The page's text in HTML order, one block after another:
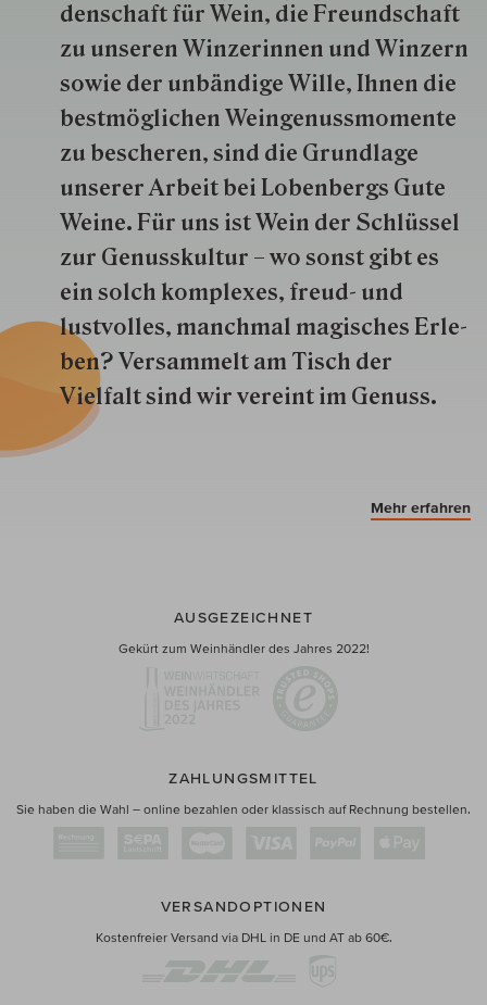
den­schaft für Wein, die Freund­schaft
zu unseren Win­zer­innen und Win­zern
so­wie der un­bän­dige Wille, Ihnen die
best­mög­lich­en Wein­genuss­momente
zu besche­ren, sind die Grund­lage
unserer Arbeit bei Lobenbergs Gute
Weine. Für uns ist Wein der Schlüs­sel
zur Genuss­kultur – wo sonst gibt es
ein solch kom­plexes, freud- und
lustvolles, manchmal ma­gisch­es Er­le­
ben? Versammelt am Tisch der
Vielfalt sind wir ver­eint im Genuss.
Mehr erfahren
AUSGEZEICHNET
Gekürt zum Weinhändler des Jahres 2022!
ZAHLUNGSMITTEL
Sie haben die Wahl – online bezahlen oder klassisch auf Rechnung bestellen.
VERSANDOPTIONEN
Kostenfreier Versand via DHL in DE und AT ab 60€.